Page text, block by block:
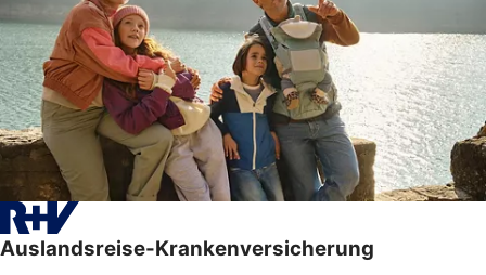
Auslandsreise-Krankenversicherung